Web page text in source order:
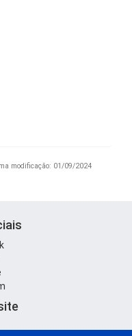
modificação: 01/09/2024